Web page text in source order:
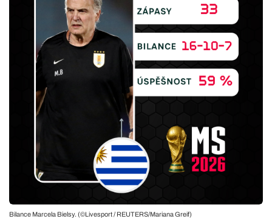
Bilance Marcela Bielsy. (©Livesport / REUTERS/Mariana Greif)